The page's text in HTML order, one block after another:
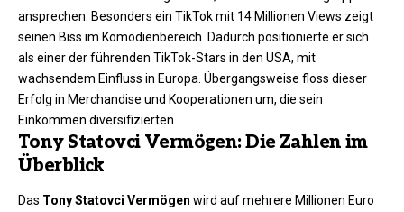
ansprechen. Besonders ein TikTok mit 14 Millionen Views zeigt
seinen Biss im Komödienbereich. Dadurch positionierte er sich
als einer der führenden TikTok-Stars in den USA, mit
wachsendem Einfluss in Europa. Übergangsweise floss dieser
Erfolg in Merchandise und Kooperationen um, die sein
Einkommen diversifizierten.​
Tony Statovci Vermögen: Die Zahlen im
Überblick
Das Tony Statovci Vermögen wird auf mehrere Millionen Euro